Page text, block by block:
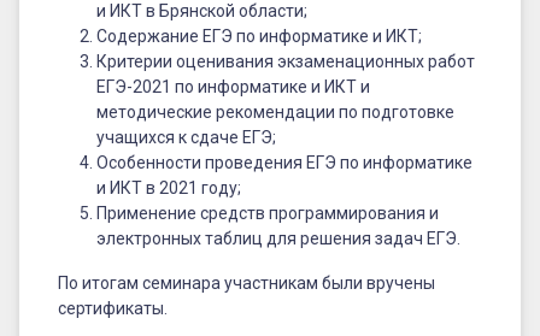
и ИКТ в Брянской области;
Содержание ЕГЭ по информатике и ИКТ;
Критерии оценивания экзаменационных работ
ЕГЭ-2021 по информатике и ИКТ и
методические рекомендации по подготовке
учащихся к сдаче ЕГЭ;
Особенности проведения ЕГЭ по информатике
и ИКТ в 2021 году;
Применение средств программирования и
электронных таблиц для решения задач ЕГЭ.
По итогам семинара участникам были вручены
сертификаты.